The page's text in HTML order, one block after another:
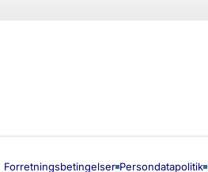
Forretningsbetingelser Persondatapolitik